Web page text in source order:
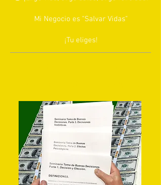
Mi Negocio es "Salvar Vidas"
¡Tu eliges!